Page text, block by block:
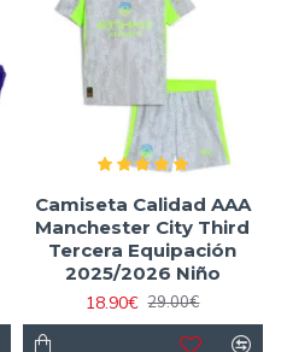
Camiseta Calidad AAA
Manchester City Third
Tercera Equipación
2025/2026 Niño
18.90€ 29.00€